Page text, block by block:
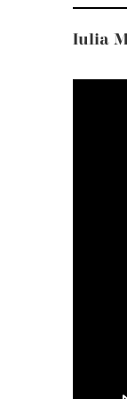
Iulia